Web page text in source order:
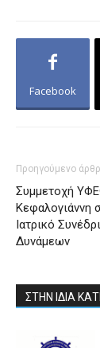
Facebook
Προηγούμενο
Συμμετοχή
Κεφαλογιάννη
Ιατρικό
Δυνάμεων
ΣΤΗΝ ΙΔΙΑ